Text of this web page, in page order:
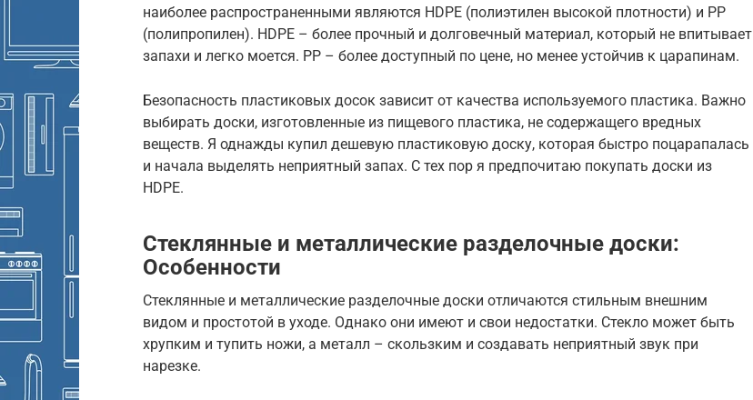
наиболее распространенными являются HDPE (полиэтилен высокой плотности) и PP
(полипропилен). HDPE – более прочный и долговечный материал, который не впитывает
запахи и легко моется. PP – более доступный по цене, но менее устойчив к царапинам.
Безопасность пластиковых досок зависит от качества используемого пластика. Важно
выбирать доски, изготовленные из пищевого пластика, не содержащего вредных
веществ. Я однажды купил дешевую пластиковую доску, которая быстро поцарапалась
и начала выделять неприятный запах. С тех пор я предпочитаю покупать доски из
HDPE.
Стеклянные и металлические разделочные доски:
Особенности
Стеклянные и металлические разделочные доски отличаются стильным внешним
видом и простотой в уходе. Однако они имеют и свои недостатки. Стекло может быть
хрупким и тупить ножи, а металл – скользким и создавать неприятный звук при
нарезке.